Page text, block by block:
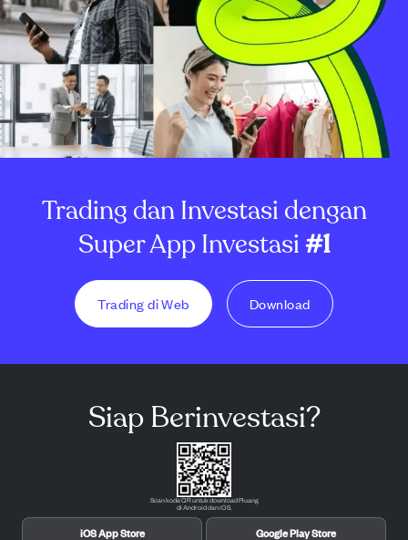
Trading dan Investasi dengan
Super App Investasi#1
Trading di Web Download
Siap Berinvestasi?
Scan kode QR untuk download Pluang
di Android dan iOS.
iOS App Store Google Play Store